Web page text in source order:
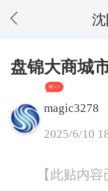
盘锦大商城
精 + 1
magic3278
2025/6/10
【此贴内